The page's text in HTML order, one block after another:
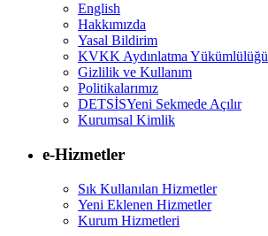
English
Hakkımızda
Yasal Bildirim
KVKK Aydınlatma Yükümlülüğü
Gizlilik ve Kullanım
Politikalarımız
DETSİSYeni Sekmede Açılır
Kurumsal Kimlik
e-Hizmetler
Sık Kullanılan Hizmetler
Yeni Eklenen Hizmetler
Kurum Hizmetleri